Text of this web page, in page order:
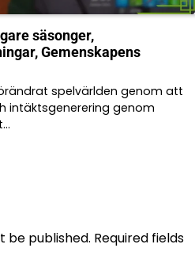
säsonger,
Gemenskapens
spelvärlden genom att
intäktsgenerering genom
be published. Required fields